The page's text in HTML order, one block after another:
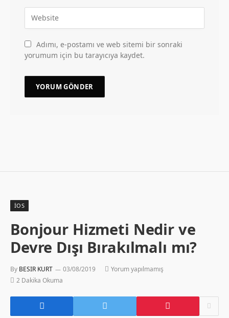
Adımı, e-postamı ve web sitemi bir sonraki
yorumum için bu tarayıcıya kaydet.
İOS
Bonjour Hizmeti Nedir ve
Devre Dışı Bırakılmalı mı?
By BESIR KURT 03/08/2019
Yorum yapılmamış
2 Dakika Okuma